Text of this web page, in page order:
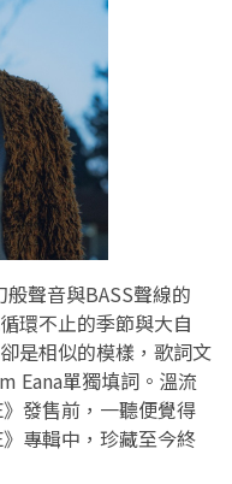
聲音與BASS聲線的
環不止的季節與大自
是相似的模樣，歌詞文
Eana單獨填詞。溫流
發售前，一聽便覺得
專輯中，珍藏至今終